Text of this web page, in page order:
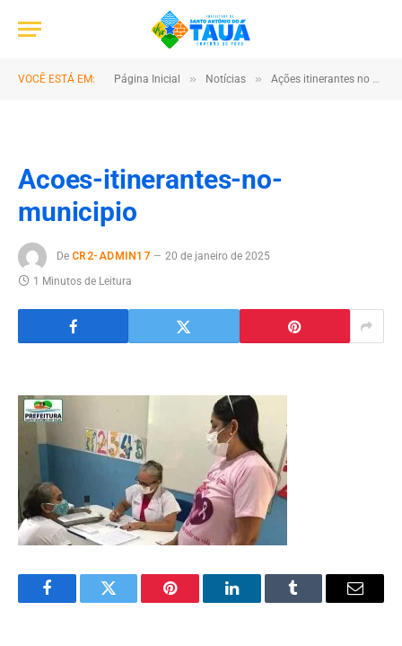
VOCÊ ESTÁ EM: Página Inicial » Notícias » Ações itinerantes no município
Acoes-itinerantes-no-
municipio
De CR2-ADMIN17
20 de janeiro de 2025
1 Minutos de Leitura
FacebookTwitter Pinterest LinkedInTumblr Email